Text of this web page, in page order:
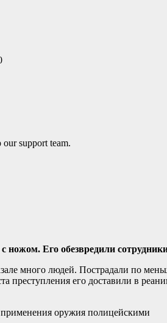
Его обезвредили
много людей. Пострадали по
преступления его доставили в